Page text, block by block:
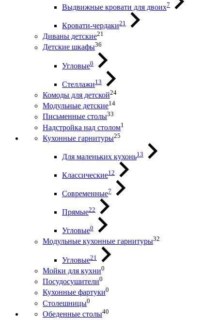
Выдвижные кровати для двоих7
Кровати-чердаки21
Диваны детские21
Детские шкафы36
Угловые0
Стеллажи13
Комоды для детской24
Модульные детские14
Письменные столы33
Надстройка над столом1
Кухонные гарнитуры25
Для маленьких кухонь13
Классические12
Современные7
Прямые22
Угловые0
Модульные кухонные гарнитуры32
Угловые21
Мойки для кухни0
Посудосушители0
Кухонные фартуки0
Столешницы0
Обеденные столы40